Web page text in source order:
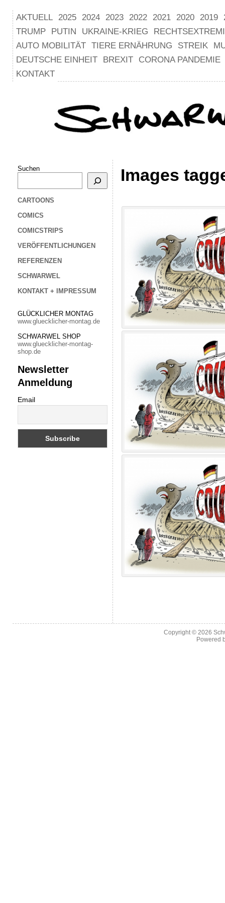
AKTUELL 2025 2024 2023 2022 2021 2020 2019
TRUMP
PUTIN UKRAINE-KRIEG
AUTO MOBILITÄT TIERE ERNÄHRUNG STREIK
DEUTSCHE EINHEIT
BREXIT
CORONA PANDEMIE
KONTAKT
Suchen
CARTOONS
COMICS
COMICSTRIPS
VERÖFFENTLICHUNGEN
REFERENZEN
SCHWARWEL
KONTAKT + IMPRESSUM
GLÜCKLICHER MONTAG
www.gluecklicher-montag.de
SCHWARWEL SHOP
www.gluecklicher-montag-
shop.de
Newsletter
Anmeldung
Email
Images
Copyright © 2026
Powered